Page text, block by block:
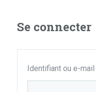
Se connecter
Identifiant ou e-mail